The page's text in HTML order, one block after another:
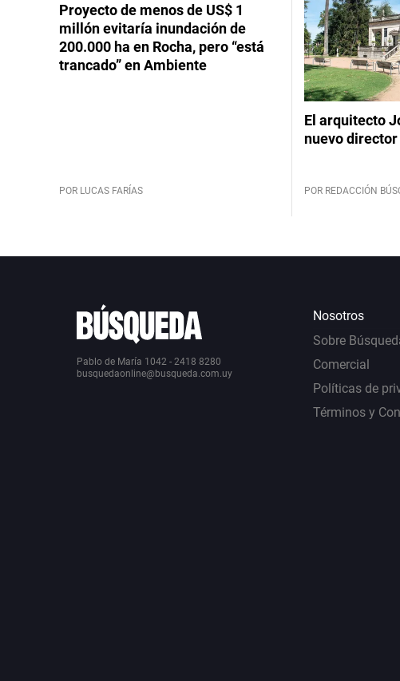
Proyecto de menos de US$ 1
millón evitaría inundación de
200.000 ha en Rocha, pero “está
trancado” en Ambiente
POR LUCAS FARÍAS
El arquitecto
nuevo
POR REDACCIÓN
Pablo de María 1042 - 2418 8280
busquedaonline@busqueda.com.uy
Nosotros
Sobre
Comercial
Políticas de
Términos y